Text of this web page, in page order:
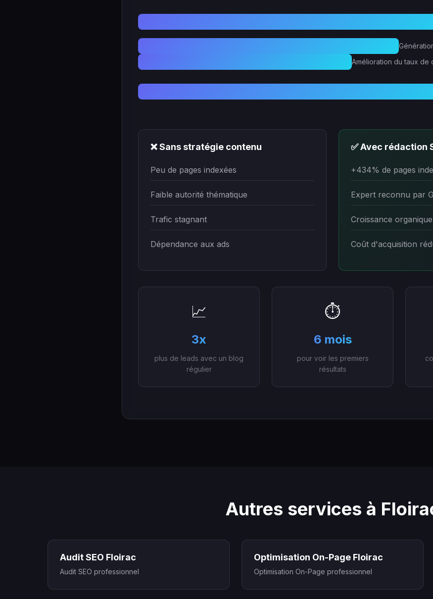
Amélioration du taux de
❌ Sans stratégie contenu
Peu de pages indexées
Faible autorité thématique
Trafic stagnant
Dépendance aux ads
✅ Avec rédaction
+434% de pages
Expert reconnu par
Croissance
Coût d'acquisition
📈
3x
plus de leads avec un blog
régulier
⏱️
6 mois
pour voir les premiers
résultats
Autres services à
Audit SEO Floirac
Audit SEO professionnel
Optimisation On-Page Floirac
Optimisation On-Page professionnel